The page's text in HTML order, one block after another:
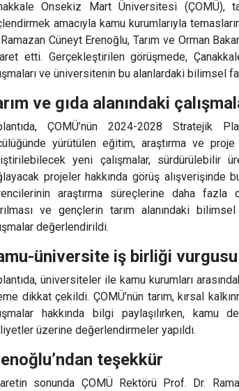
Onsekiz Mart Üniversitesi (ÇOMÜ),
amacıyla kamu kurumlarıyla
Cüneyt Erenoğlu, Tarım ve Orman
etti. Gerçekleştirilen görüşmede,
ve üniversitenin bu alanlardaki bilimsel
ve gıda alanındaki
ÇOMÜ’nün 2024-2028 Stratejik
yürütülen eğitim, araştırma ve proje
yeni çalışmalar, sürdürülebilir
projeler hakkında görüş alışverişinde
araştırma süreçlerine daha fazla
ve gençlerin tarım alanındaki
değerlendirildi.
üniversite iş birliği vurgusu
üniversiteler ile kamu kurumları
dikkat çekildi. ÇOMÜ’nün tarım, kırsal
hakkında bilgi paylaşılırken,
üzerine değerlendirmeler yapıldı.
teşekkür
sonunda ÇOMÜ Rektörü Prof. Dr.